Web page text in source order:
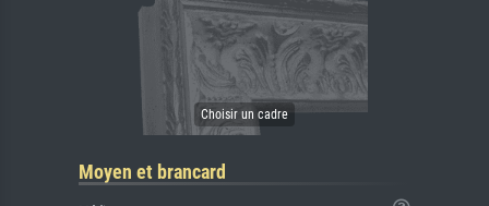
Moyen et brancard